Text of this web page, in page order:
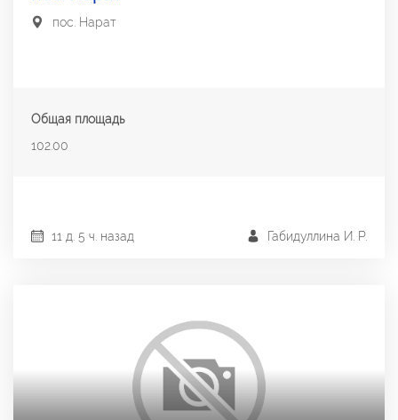
пос. Нарат
Общая площадь
102.00
Габидуллина И. Р.
11 д. 5 ч. назад